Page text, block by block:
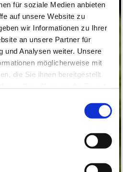
für soziale Medien anbieten
auf unsere Website zu
wir Informationen zu Ihrer
an unsere Partner für
und Analysen weiter. Unsere
möglicherweise mit
die Sie ihnen bereitgestellt